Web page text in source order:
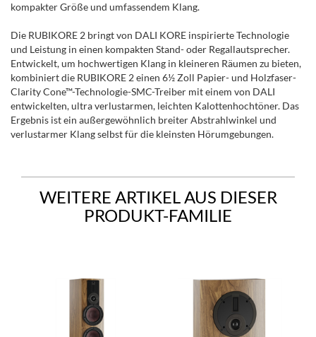
kompakter Größe und umfassendem Klang.
Die RUBIKORE 2 bringt von DALI KORE inspirierte Technologie
und Leistung in einen kompakten Stand- oder Regallautsprecher.
Entwickelt, um hochwertigen Klang in kleineren Räumen zu bieten,
kombiniert die RUBIKORE 2 einen 6½ Zoll Papier- und Holzfaser-
Clarity Cone™-Technologie-SMC-Treiber mit einem von DALI
entwickelten, ultra verlustarmen, leichten Kalottenhochtöner. Das
Ergebnis ist ein außergewöhnlich breiter Abstrahlwinkel und
verlustarmer Klang selbst für die kleinsten Hörumgebungen.
WEITERE ARTIKEL AUS DIESER
PRODUKT-FAMILIE